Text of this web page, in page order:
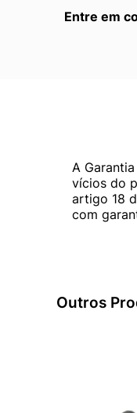
﻿Entre em
A
vícios do
artigo 18
com
Outros